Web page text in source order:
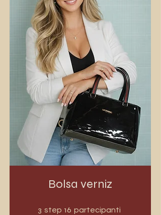
Bolsa verniz
3 step 3 step
16 partecipanti